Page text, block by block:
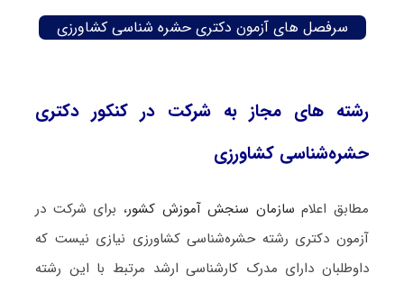
سرفصل های آزمون دکتری حشره‌ شناسی کشاورزی
رشته های مجاز به شرکت در کنکور دکتری
حشره‌شناسی کشاورزی
مطابق اعلام سازمان سنجش آموزش کشور، برای شرکت در
آزمون دکتری رشته حشره‌شناسی کشاورزی نیازی نیست که
داوطلبان دارای مدرک کارشناسی ارشد مرتبط با این رشته